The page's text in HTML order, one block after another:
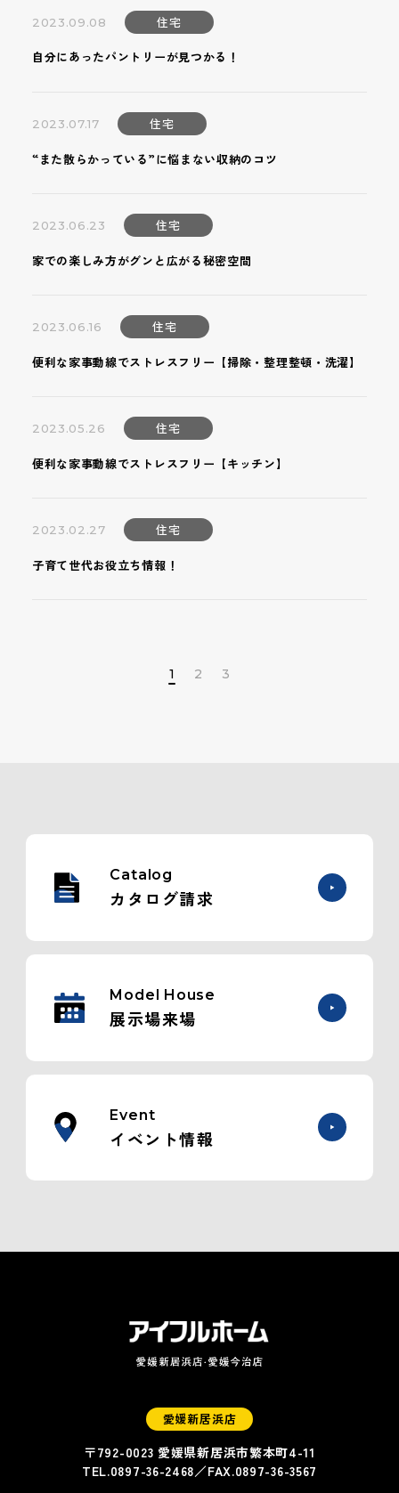
2023.09.08 住宅
自分にあったパントリーが見つかる！
2023.07.17 住宅
“また散らかっている”に悩まない収納のコツ
2023.06.23 住宅
家での楽しみ方がグンと広がる秘密空間
2023.06.16 住宅
便利な家事動線でストレスフリー【掃除・整理整頓・洗濯】
2023.05.26 住宅
便利な家事動線でストレスフリー【キッチン】
2023.02.27 住宅
子育て世代お役立ち情報！
1 2 3
Catalog
カタログ請求
Model House
展示場来場
Event
イベント情報
愛媛新居浜店
〒792-0023 愛媛県新居浜市繁本町4-11
TEL.0897-36-2468／FAX.0897-36-3567